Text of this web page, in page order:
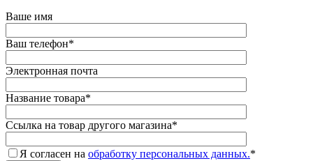
Ваше имя
Ваш телефон*
Электронная почта
Название товара*
Ссылка на товар другого магазина*
Я согласен на обработку персональных данных.*